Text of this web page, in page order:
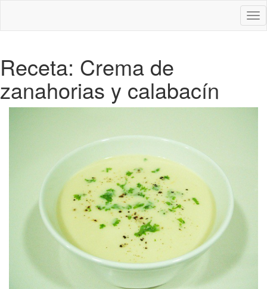
Receta: Crema de
zanahorias y calabacín